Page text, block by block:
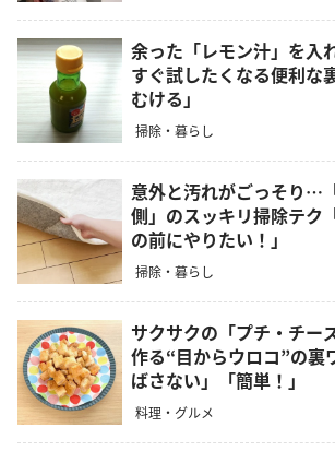
余った「レモン汁」を
すぐ試したくなる便利な
むける」
掃除・暮らし
意外と汚れがごっそり…
側」のスッキリ掃除テク
の前にやりたい！」
掃除・暮らし
サクサクの「プチ・チー
作る“目からウロコ”の裏
ばさない」「簡単！」
料理・グルメ